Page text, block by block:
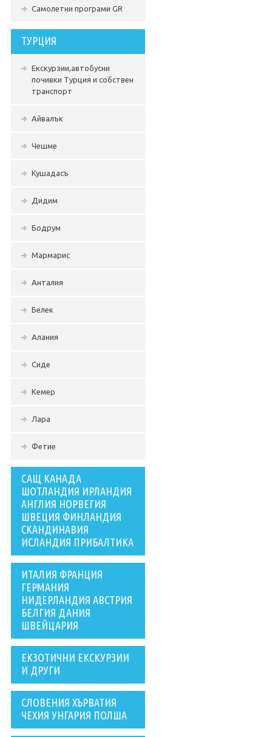
Самолетни програми GR
ТУРЦИЯ
Екскурзии,автобусни
почивки Турция и собствен
транспорт
Айвалък
Чешме
Кушадасъ
Дидим
Бодрум
Мармарис
Анталия
Белек
Алания
Сиде
Кемер
Лара
Фетие
САЩ КАНАДА
ШОТЛАНДИЯ ИРЛАНДИЯ
АНГЛИЯ НОРВЕГИЯ
ШВЕЦИЯ ФИНЛАНДИЯ
СКАНДИНАВИЯ
ИСЛАНДИЯ ПРИБАЛТИКА
ИТАЛИЯ ФРАНЦИЯ
ГЕРМАНИЯ
НИДЕРЛАНДИЯ АВСТРИЯ
БЕЛГИЯ ДАНИЯ
ШВЕЙЦАРИЯ
ЕКЗОТИЧНИ ЕКСКУРЗИИ
И ДРУГИ
СЛОВЕНИЯ ХЪРВАТИЯ
ЧЕХИЯ УНГАРИЯ ПОЛША